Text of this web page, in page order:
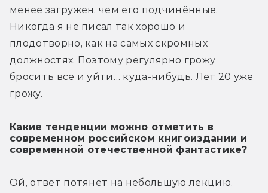
менее загружен, чем его подчинённые.
Никогда я не писал так хорошо и
плодотворно, как на самых скромных
должностях. Поэтому регулярно грожу
бросить всё и уйти… куда-нибудь. Лет 20 уже
грожу.
Какие тенденции можно отметить в
современном российском книгоиздании и
современной отечественной фантастике?
Ой, ответ потянет на небольшую лекцию.